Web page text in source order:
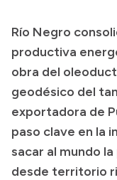
Presupuesto
Boletín Oficial
Compras y
Consulta de
Consulta de
Convocatorias
Río Negro
productiva
obra del
geodésico del
exportadora de
paso clave en la
sacar al mundo
desde territorio